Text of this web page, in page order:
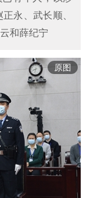
永、武长顺、
和薛纪宁
原图